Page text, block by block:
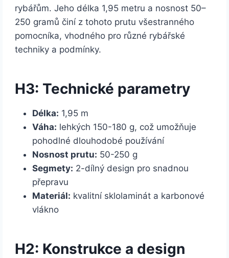
rybářům. Jeho délka 1,95 metru a nosnost 50–
250 gramů činí z tohoto prutu všestranného
pomocníka, vhodného pro různé rybářské
techniky a podmínky.
H3: Technické parametry
Délka: 1,95 m
Váha: lehkých 150-180 g, což umožňuje
pohodlné dlouhodobé používání
Nosnost prutu: 50-250 g
Segmety: 2-dílný design pro snadnou
přepravu
Materiál: kvalitní sklolaminát a karbonové
vlákno
H2: Konstrukce a design